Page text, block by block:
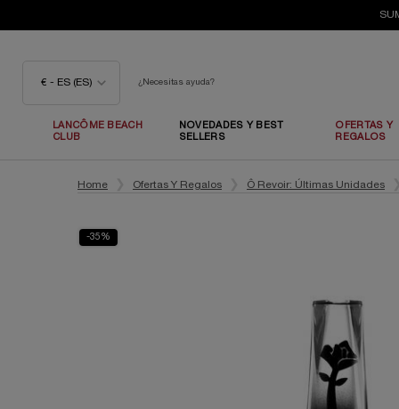
€ - ES (ES) ¿Necesitas ayuda?
LANCÔME BEACH
CLUB
NOVEDADES Y BEST
SELLERS
OFERTAS Y
REGALOS
Home
Ofertas Y Regalos Ô Revoir: Últimas Unidades
-35%